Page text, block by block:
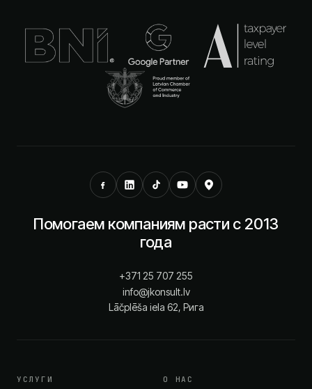
Помогаем компаниям расти с 2013
года
+371 25 707 255
info@jkonsult.lv
Lāčplēša iela 62, Рига
УСЛУГИ О НАС